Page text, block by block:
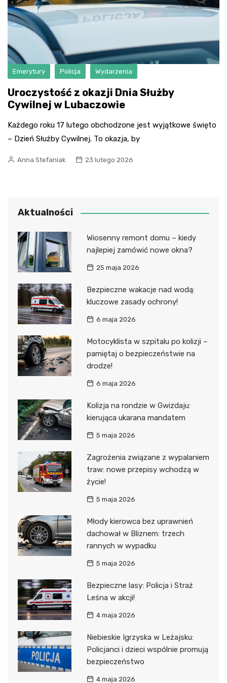
Emerytury Policja Wydarzenia
Uroczystość z okazji Dnia Służby
Cywilnej w Lubaczowie
Każdego roku 17 lutego obchodzone jest wyjątkowe święto
– Dzień Służby Cywilnej. To okazja, by
Anna Stefaniak 23 lutego 2026
Aktualności
Wiosenny remont domu – kiedy
najlepiej zamówić nowe okna?
25 maja 2026
Bezpieczne wakacje nad wodą:
kluczowe zasady ochrony!
6 maja 2026
Motocyklista w szpitalu po kolizji –
pamiętaj o bezpieczeństwie na
drodze!
6 maja 2026
Kolizja na rondzie w Gwizdaju:
kierująca ukarana mandatem
5 maja 2026
Zagrożenia związane z wypalaniem
traw: nowe przepisy wchodzą w
życie!
5 maja 2026
Młody kierowca bez uprawnień
dachował w Bliznem: trzech
rannych w wypadku
5 maja 2026
Bezpieczne lasy: Policja i Straż
Leśna w akcji!
4 maja 2026
Niebieskie Igrzyska w Leżajsku:
Policjanci i dzieci wspólnie promują
bezpieczeństwo
4 maja 2026